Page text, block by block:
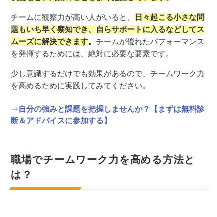
チームに観察力が高い人がいると、
日々起こる小さな問
題もいち早く察知でき、自らサポートに入るなどしてス
ムーズに解決できます。チームが優れたパフォーマンス
を発揮するためには、絶対に必要な要素です。
少し意識するだけでも効果があるので、チームワーク力
を高めるために実践してみてください。
⇒自分の強みと課題を把握しませんか？【まずは無料診
断＆アドバイスに参加する】
職場でチームワーク力を高める方法と
は？